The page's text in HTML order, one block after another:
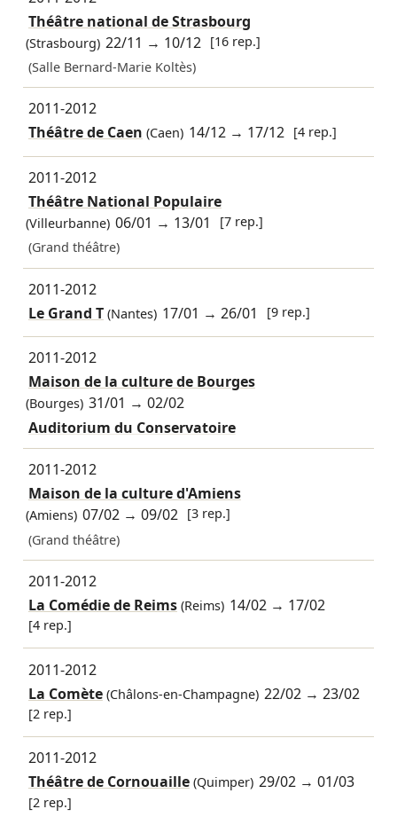
Théâtre national de Strasbourg
(Strasbourg) 22/11 → 10/12 [16 rep.]
(Salle Bernard-Marie Koltès)
2011-2012
Théâtre de Caen (Caen) 14/12 → 17/12 [4 rep.]
2011-2012
Théâtre National Populaire
(Villeurbanne) 06/01 → 13/01
[7 rep.]
(Grand théâtre)
2011-2012
Le Grand T(Nantes) 17/01 →26/01 [9 rep.]
2011-2012
Maison de la culture de Bourges
(Bourges) 31/01 →02/02
Auditorium du Conservatoire
2011-2012
Maison de la culture d'Amiens
(Amiens) 07/02 →09/02 [3 rep.]
(Grand théâtre)
2011-2012
La Comédie de Reims(Reims) 14/02 → 17/02
[4 rep.]
2011-2012
La Comète(Châlons-en-Champagne) 22/02 →23/02
[2 rep.]
2011-2012
Théâtre de Cornouaille(Quimper) 29/02 →01/03
[2 rep.]